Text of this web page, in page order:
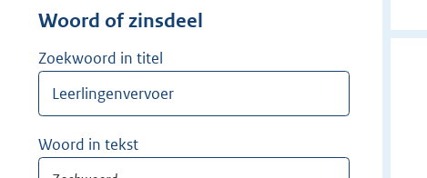
Woord of zinsdeel
Zoekwoord in titel
Woord in tekst